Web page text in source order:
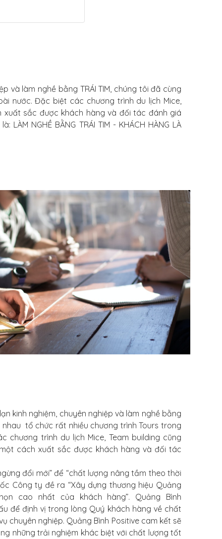
và làm nghề bằng TRÁI TIM, chúng tôi đã cùng
nước. Đặc biệt các chương trình du lịch Mice,
sắc được khách hàng và đối tác đánh giá
NGHỀ BẰNG TRÁI TIM - KHÁCH HÀNG LÀ
kinh nghiệm, chuyên nghiệp và làm nghề bằng
nhau tổ chức rất nhiều chương trình Tours trong
chương trình du lịch Mice, Team building cũng
cách xuất sắc được khách hàng và đối tác
đổi mới” để “chất lượng nâng tầm theo thời
Công ty đề ra “Xây dựng thương hiệu Quảng
cao nhất của khách hàng”. Quảng Bình
để định vị trong lòng Quý khách hàng về chất
chuyên nghiệp. Quảng Bình Positive cam kết sẽ
những trải nghiệm khác biệt với chất lượng tốt